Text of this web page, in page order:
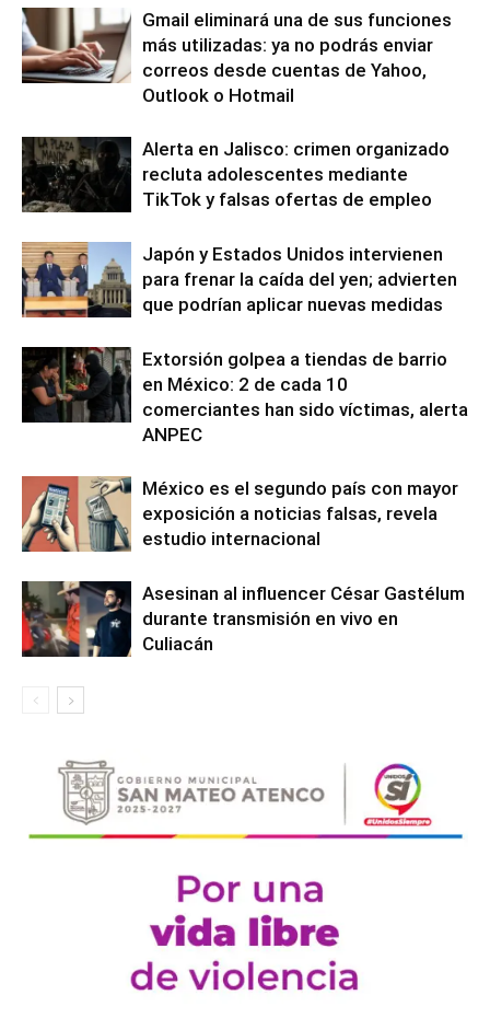
Gmail eliminará una de sus funciones
más utilizadas: ya no podrás enviar
correos desde cuentas de Yahoo,
Outlook o Hotmail
Alerta en Jalisco: crimen organizado
recluta adolescentes mediante
TikTok y falsas ofertas de empleo
Japón y Estados Unidos intervienen
para frenar la caída del yen; advierten
que podrían aplicar nuevas medidas
Extorsión golpea a tiendas de barrio
en México: 2 de cada 10
comerciantes han sido víctimas, alerta
ANPEC
México es el segundo país con mayor
exposición a noticias falsas, revela
estudio internacional
Asesinan al influencer César Gastélum
durante transmisión en vivo en
Culiacán